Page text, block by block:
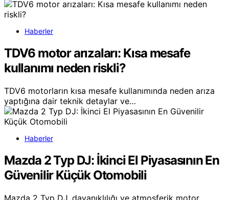
Haberler
TDV6 motor arızaları: Kısa mesafe
kullanımı neden riskli?
TDV6 motorların kısa mesafe kullanımında neden arıza
yaptığına dair teknik detaylar ve…
Haberler
Mazda 2 Typ DJ: İkinci El Piyasasının En
Güvenilir Küçük Otomobili
Mazda 2 Typ DJ, dayanıklılığı ve atmosferik motor